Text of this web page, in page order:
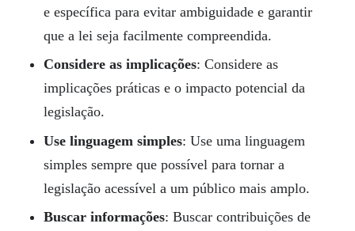
e específica para evitar ambiguidade e garantir
que a lei seja facilmente compreendida.
Considere as implicações: Considere as
implicações práticas e o impacto potencial da
legislação.
Use linguagem simples: Use uma linguagem
simples sempre que possível para tornar a
legislação acessível a um público mais amplo.
Buscar informações: Buscar contribuições de